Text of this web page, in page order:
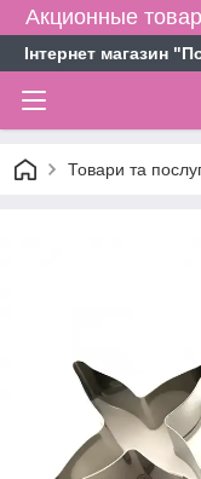
Акционные
Інтернет магазин
Товари та